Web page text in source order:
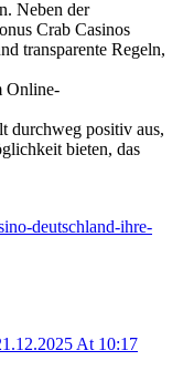
Neben der
Crab Casinos
transparente Regeln,
Online-
durchweg positiv aus,
bieten, das
deutschland-ihre-
At 10:17